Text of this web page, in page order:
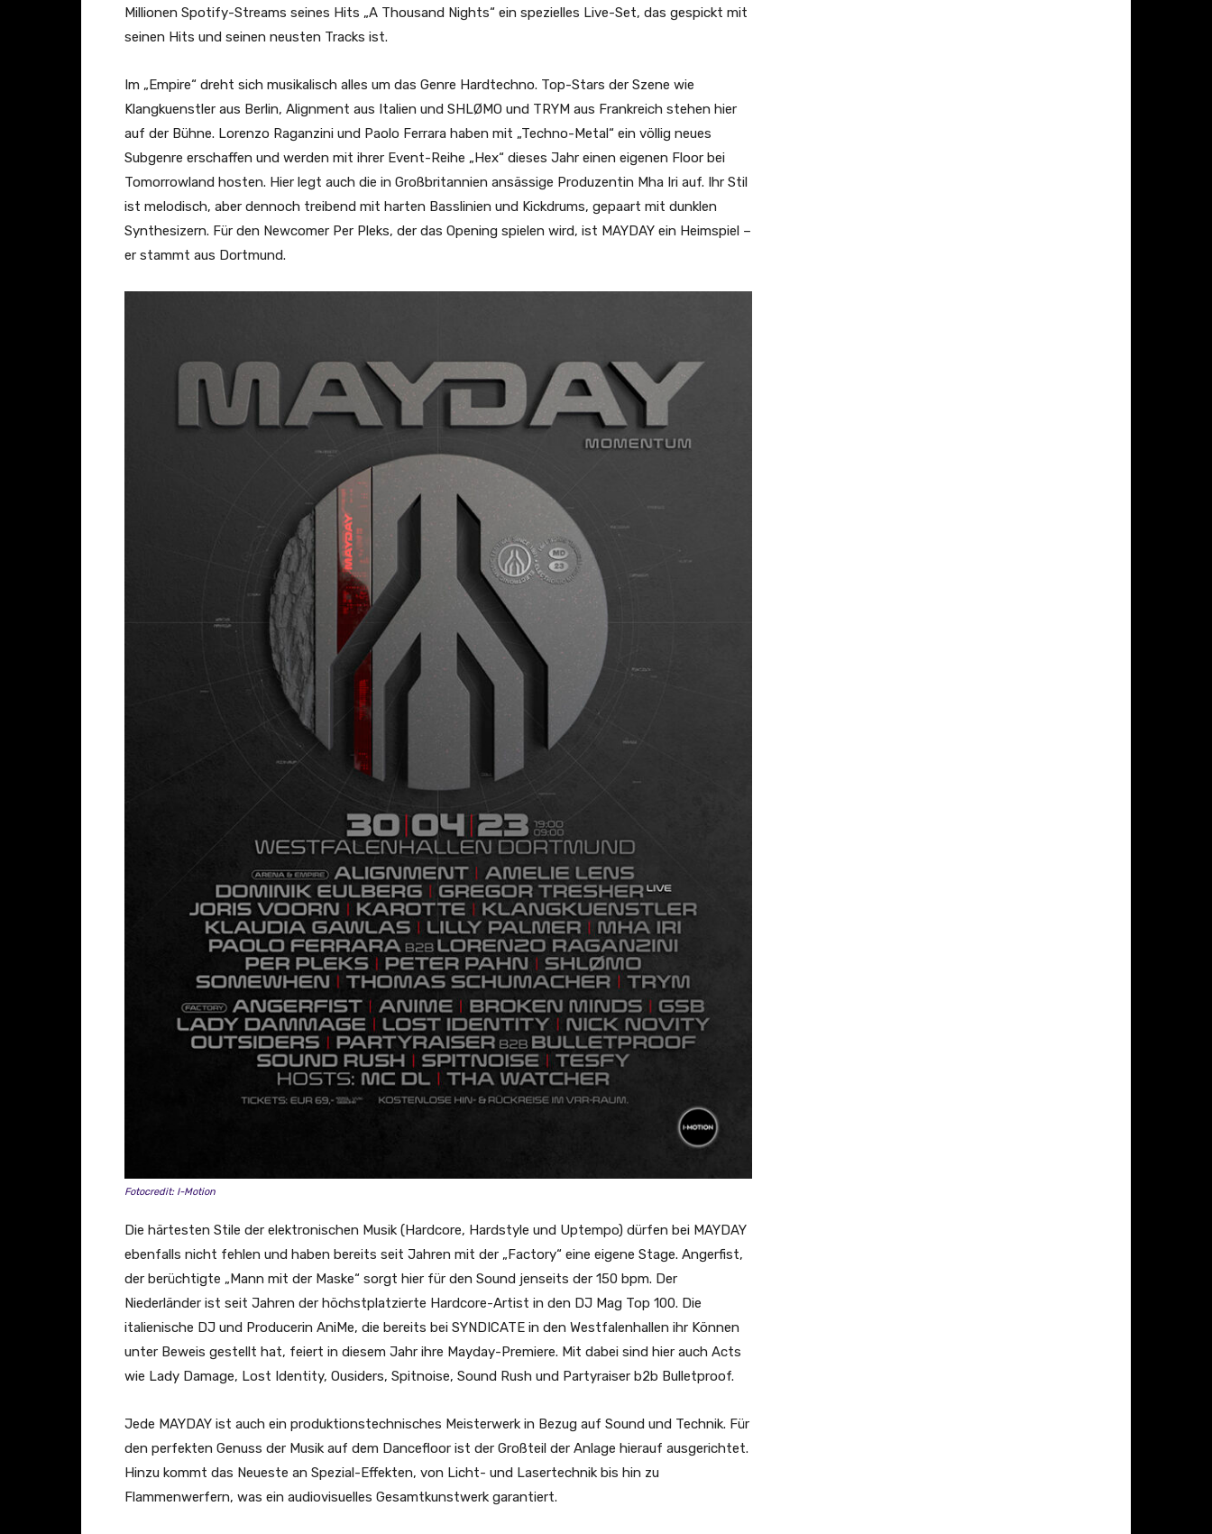
Millionen Spotify-Streams seines Hits „A Thousand Nights“ ein spezielles Live-Set, das gespickt mit
seinen Hits und seinen neusten Tracks ist.
Im „Empire“ dreht sich musikalisch alles um das Genre Hardtechno. Top-Stars der Szene wie
Klangkuenstler aus Berlin, Alignment aus Italien und SHLØMO und TRYM aus Frankreich stehen hier
auf der Bühne. Lorenzo Raganzini und Paolo Ferrara haben mit „Techno-Metal“ ein völlig neues
Subgenre erschaffen und werden mit ihrer Event-Reihe „Hex“ dieses Jahr einen eigenen Floor bei
Tomorrowland hosten. Hier legt auch die in Großbritannien ansässige Produzentin Mha Iri auf. Ihr Stil
ist melodisch, aber dennoch treibend mit harten Basslinien und Kickdrums, gepaart mit dunklen
Synthesizern. Für den Newcomer Per Pleks, der das Opening spielen wird, ist MAYDAY ein Heimspiel –
er stammt aus Dortmund.
Fotocredit: I-Motion
Die härtesten Stile der elektronischen Musik (Hardcore, Hardstyle und Uptempo) dürfen bei MAYDAY
ebenfalls nicht fehlen und haben bereits seit Jahren mit der „Factory“ eine eigene Stage. Angerfist,
der berüchtigte „Mann mit der Maske“ sorgt hier für den Sound jenseits der 150 bpm. Der
Niederländer ist seit Jahren der höchstplatzierte Hardcore-Artist in den DJ Mag Top 100. Die
italienische DJ und Producerin AniMe, die bereits bei SYNDICATE in den Westfalenhallen ihr Können
unter Beweis gestellt hat, feiert in diesem Jahr ihre Mayday-Premiere. Mit dabei sind hier auch Acts
wie Lady Damage, Lost Identity, Ousiders, Spitnoise, Sound Rush und Partyraiser b2b Bulletproof.
Jede MAYDAY ist auch ein produktionstechnisches Meisterwerk in Bezug auf Sound und Technik. Für
den perfekten Genuss der Musik auf dem Dancefloor ist der Großteil der Anlage hierauf ausgerichtet.
Hinzu kommt das Neueste an Spezial-Effekten, von Licht- und Lasertechnik bis hin zu
Flammenwerfern, was ein audiovisuelles Gesamtkunstwerk garantiert.